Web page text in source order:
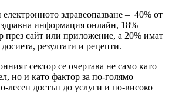
здравеопазване – 40% от
здравна информация онлайн, 18%
през сайт или приложение, а 20% имат
резултати и рецепти.
сектор се очертава не само като
но и като фактор за по-голямо
лесен достъп до услуги и по-високо